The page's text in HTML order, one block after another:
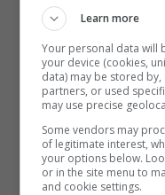
Serena Bortone
impegno che gli
partecipe in
le aspettative dei
di seguire
diretta su Rai 1.
Learn more
Your personal data will
your device (cookies,
data) may be stored
partners, or used
may use precise
Some vendors may
of legitimate interest,
your options below.
or in the site menu to
and cookie settings.